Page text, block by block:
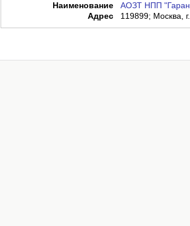
Наименование
АОЗТ НПП
Адрес
119899; Москва,